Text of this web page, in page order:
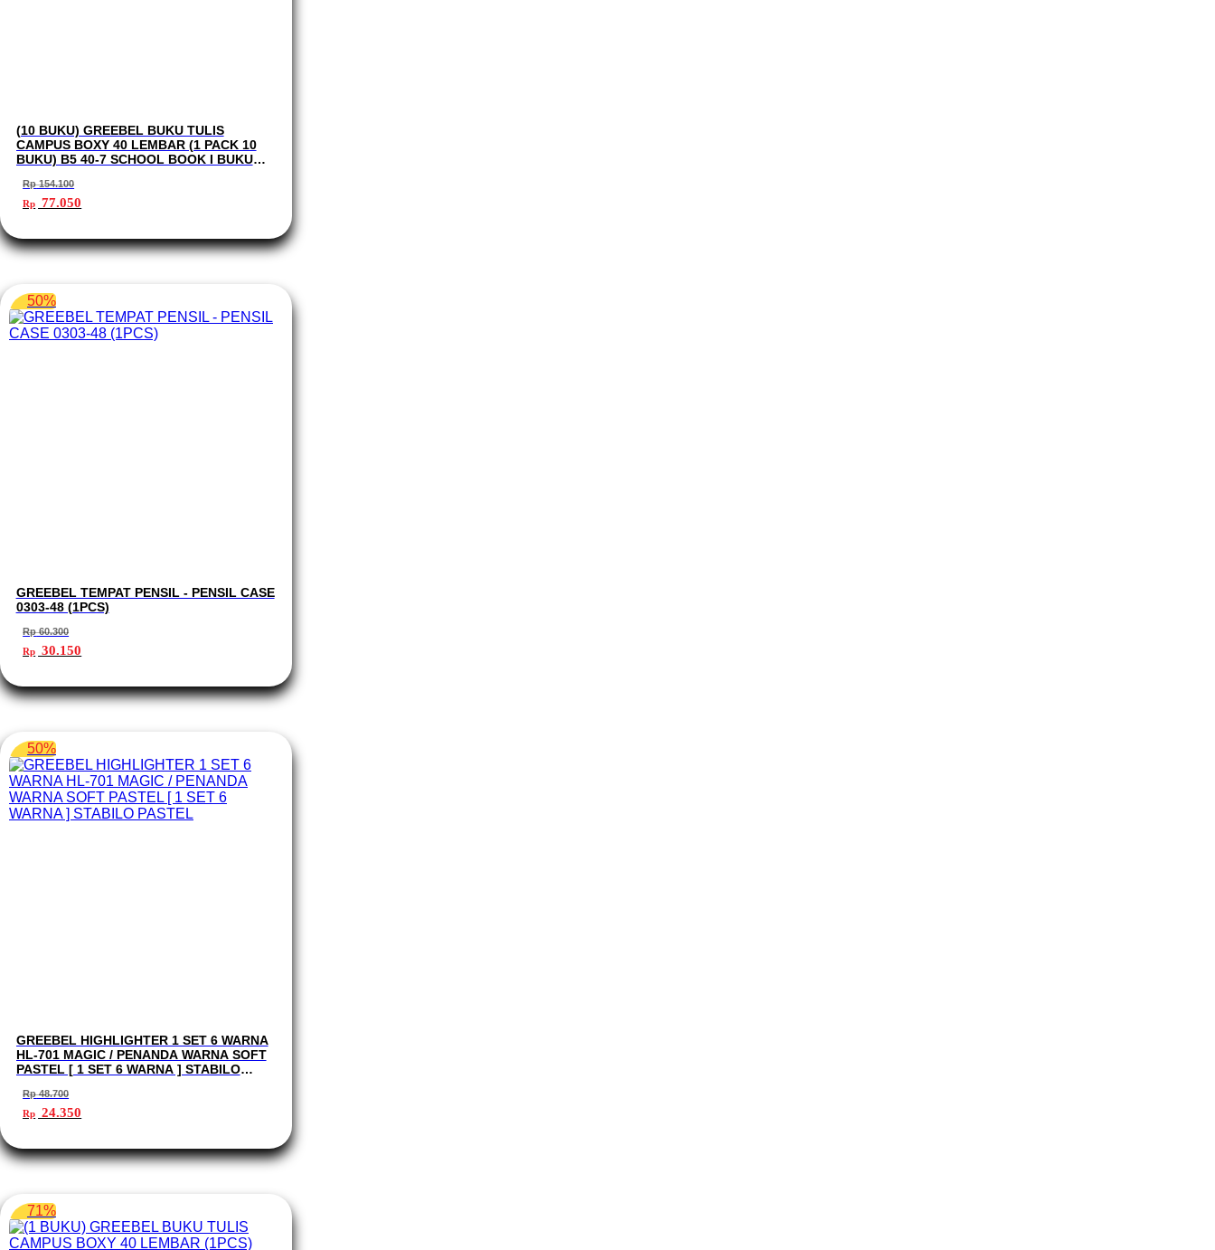
(10 BUKU) GREEBEL BUKU TULIS
CAMPUS BOXY 40 LEMBAR (1 PACK 10
BUKU) B5 40-7 SCHOOL BOOK I BUKU
Rp154.100
Harga
aslinya
Rp 154.100.
Rp 77.050saat
adalah:
Rp 77.050.
50%
GREEBEL TEMPAT PENSIL - PENSIL CASE
0303-48 (1PCS)
Rp60.300
Harga
aslinya
Rp 60.300.
Rp 30.150saat
adalah:
Rp 30.150.
50%
GREEBEL HIGHLIGHTER 1 SET 6 WARNA
HL-701 MAGIC / PENANDA WARNA SOFT
PASTEL [ 1 SET 6 WARNA ] STABILO
Rp48.700
Harga
aslinya
Rp 48.700.
Rp 24.350saat
adalah:
Rp 24.350.
71%